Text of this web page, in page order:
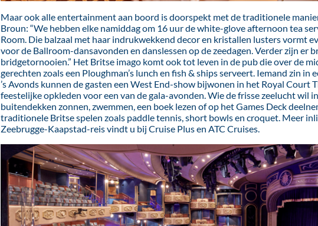
Maar ook alle entertainment aan boord is doorspekt met de traditionele
Broun: “We hebben elke namiddag om 16 uur de white-glove afternoon tea
Room. Die balzaal met haar indrukwekkend decor en kristallen lusters vormt
voor de Ballroom-dansavonden en danslessen op de zeedagen. Verder zijn er
bridgetornooien.” Het Britse imago komt ook tot leven in de pub die over de
gerechten zoals een Ploughman’s lunch en fish & ships serveert. Iemand zin in
’s Avonds kunnen de gasten een West End-show bijwonen in het Royal Court
feestelijke opkleden voor een van de gala-avonden. Wie de frisse zeelucht wil
buitendekken zonnen, zwemmen, een boek lezen of op het Games Deck
traditionele Britse spelen zoals paddle tennis, short bowls en croquet. Meer
Zeebrugge-Kaapstad-reis vindt u bij Cruise Plus en ATC Cruises.